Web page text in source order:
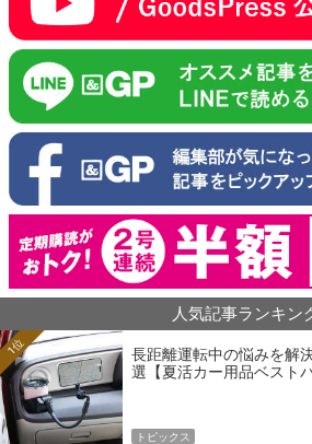
人気記事ランキン
長距離運転中の悩みを解
選【夏活カー用品ベストバ
1位
トピックス